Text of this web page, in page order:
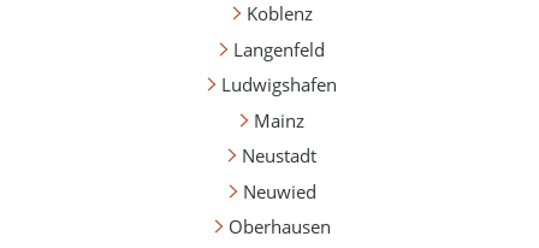
Koblenz
Langenfeld
Ludwigshafen
Mainz
Neustadt
Neuwied
Oberhausen